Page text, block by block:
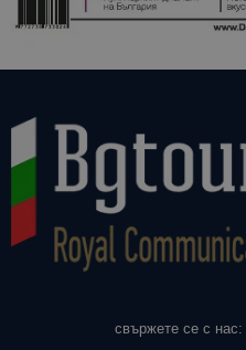
свържете се с нас: